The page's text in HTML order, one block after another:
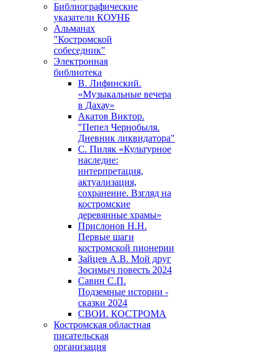
Библиографические
указатели КОУНБ
Альманах
"Костромской
собеседник"
Электронная
библиотека
В. Лифинский.
«Музыкальные вечера
в Дахау»
Акатов Виктор.
"Пепел Чернобыля.
Дневник ликвидатора"
С. Пиляк «Культурное
наследие:
интерпретация,
актуализация,
сохранение. Взгляд на
костромские
деревянные храмы»
Прислонов Н.Н.
Первые шаги
костромской пионерии
Зайцев А.В. Мой друг
Зосимыч повесть 2024
Савин С.П.
Подземные истории -
сказки 2024
СВОИ. КОСТРОМА
Костромская областная
писательская
организация